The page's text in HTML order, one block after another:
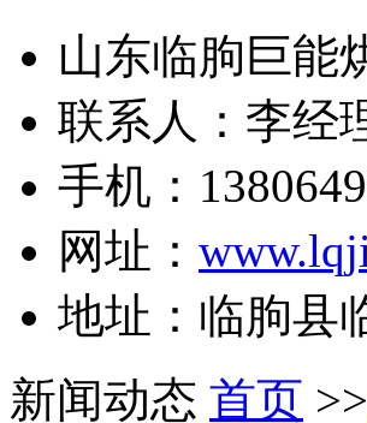
山东临朐巨能
联系人：李经
手机：
网址：
地址：临朐县
新闻动态 首页 >>